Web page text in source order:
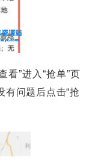
看”进入“抢单”页
有问题后点击“抢